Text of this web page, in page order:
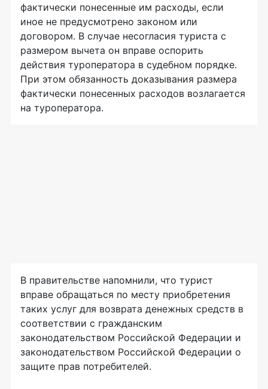
фактически понесенные им расходы, если
иное не предусмотрено законом или
договором. В случае несогласия туриста с
размером вычета он вправе оспорить
действия туроператора в судебном порядке.
При этом обязанность доказывания размера
фактически понесенных расходов возлагается
на туроператора.
В правительстве напомнили, что турист
вправе обращаться по месту приобретения
таких услуг для возврата денежных средств в
соответствии с гражданским
законодательством Российской Федерации и
законодательством Российской Федерации о
защите прав потребителей.